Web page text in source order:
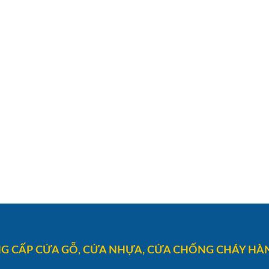
CẤP CỬA GỖ, CỬA NHỰA, CỬA CHỐNG CHÁY